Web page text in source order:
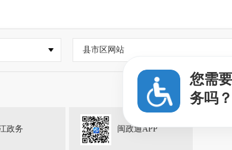
县市区网站
政务 闽政通APP
您需
务吗？